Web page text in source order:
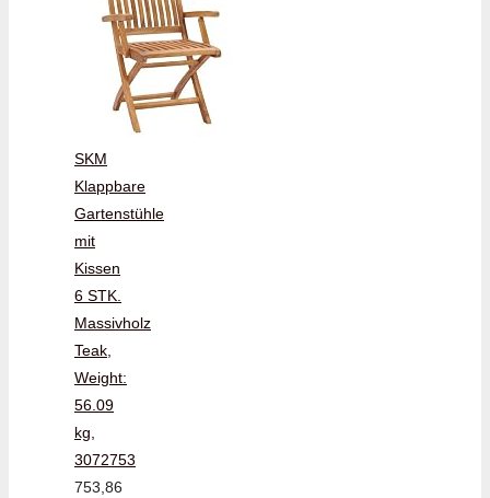
SKM
Klappbare
Gartenstühle
mit
Kissen
6 STK.
Massivholz
Teak,
Weight:
56.09
kg,
3072753
753,86